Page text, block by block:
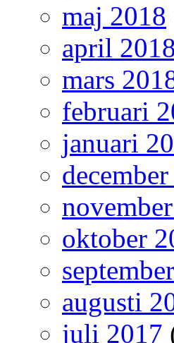
maj 2018
april 2018
mars
februari
januari
oktober
augusti
juli 2017